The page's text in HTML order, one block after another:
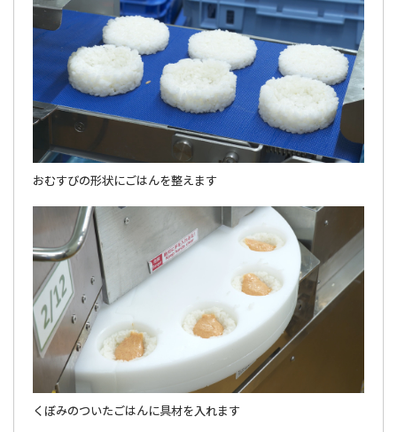
おむすびの形状にごはんを整えます
くぼみのついたごはんに具材を入れます